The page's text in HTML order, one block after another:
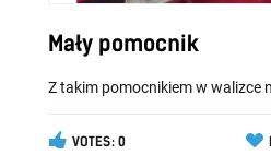
Mały pomocnik
Z takim pomocnikiem w walizce
VOTES: 0